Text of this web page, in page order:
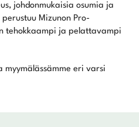
johdonmukaisia osumia ja
Mizunon Pro-
tehokkaampi ja pelattavampi
eri varsi